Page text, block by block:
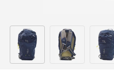
Bild 1 in Galerieansicht laden